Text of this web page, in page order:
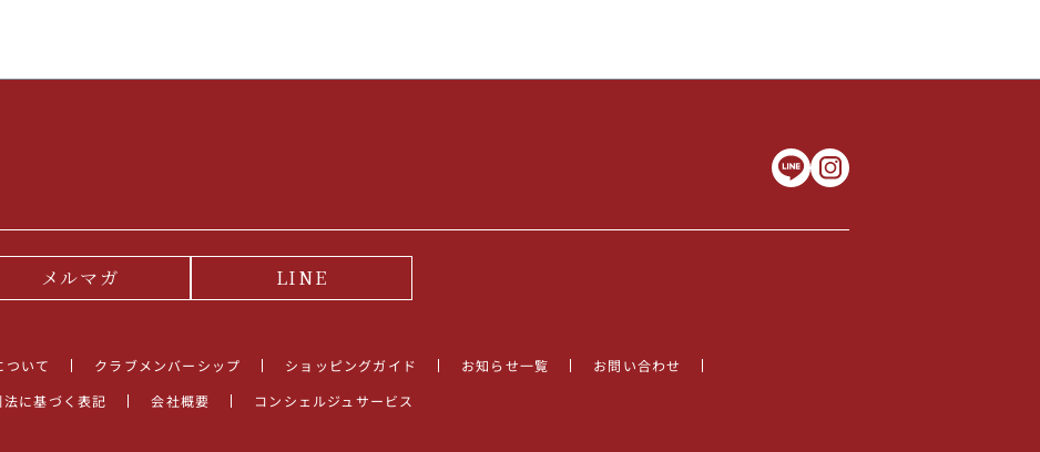
メルマガ LINE
ついて クラブメンバーシップ ショッピングガイド お知らせ一覧
お問い合わせ
に基づく表記 会社概要 コンシェルジュサービス